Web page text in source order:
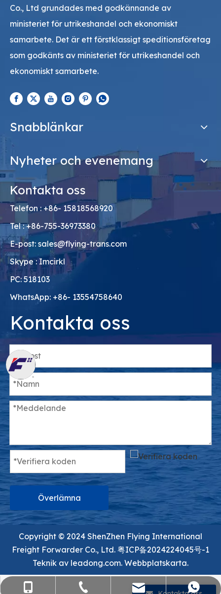
Co., Ltd grundades med godkännande av
ministeriet för utrikeshandel och ekonomiskt
samarbete. Det är ett förstklassigt speditionsföretag
som godkänts av ministeriet för utrikeshandel och
ekonomiskt samarbete.
Snabblänkar
Nyheter och evenemang
Kontakta oss
Telefon : +86- 15818568920
Tel : +86-755-36973380
E-post: sales@flying-trans.com
Skype : Imcirkl
PC: 518103
WhatsApp: +86- 13554758640
Kontakta oss
Överlämna
+86- 15818568920
+86-755-36973380
sales@flying-trans.com
+86 13554758640
Copyright ©️ 2024 ShenZhen Flying International
Freight Forwarder Co., Ltd. 粤ICP备2024224045号-1
Teknik av leadong.com. Webbplatskarta.